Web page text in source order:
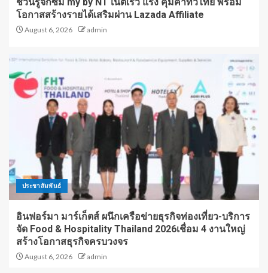
ชวนรู้จักซิม my by NT เน็ตเร็ว แรง คุ้มค่าทั่วไทย พร้อม
โอกาสสร้างรายได้เสริมผ่าน Lazada Affiliate
August 6, 2026 admin
ประชาสัมพันธ์
อินฟอร์มา มาร์เก็ตส์ ผนึกเครือข่ายธุรกิจท่องเที่ยว-บริการ
จัด Food & Hospitality Thailand 2026เชื่อม 4 งานใหญ่
สร้างโอกาสธุรกิจครบวงจร
August 6, 2026 admin